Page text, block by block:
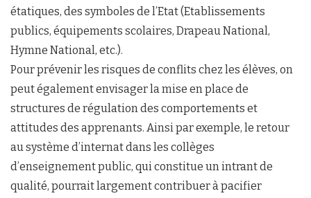
étatiques, des symboles de l’Etat (Etablissements
publics, équipements scolaires, Drapeau National,
Hymne National, etc.).
Pour prévenir les risques de conflits chez les élèves, on
peut également envisager la mise en place de
structures de régulation des comportements et
attitudes des apprenants. Ainsi par exemple, le retour
au système d’internat dans les collèges
d’enseignement public, qui constitue un intrant de
qualité, pourrait largement contribuer à pacifier